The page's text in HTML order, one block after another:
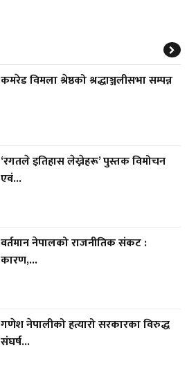
कमरेड विमला श्रेष्ठको श्रद्धाञ्जलीसभा सम्पन्न
‘रगतले इतिहास लेख्नेहरू’ पुस्तक विमोचन
एवं...
वर्तमान नेपालको राजनीतिक संकट :
कारण,...
गणेश नेपालीको हत्यारो सरकारका विरुद्ध
संघर्ष...